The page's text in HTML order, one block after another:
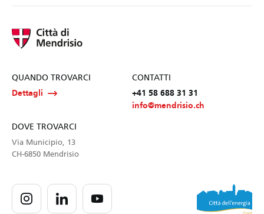
QUANDO TROVARCI
Dettagli
CONTATTI
+41 58 688 31 31
info@mendrisio.ch
DOVE TROVARCI
Via Municipio, 13
CH-6850 Mendrisio